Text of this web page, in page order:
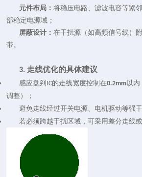
元件布局：将稳压电路、滤波电容等紧
部稳定电源域；
屏蔽设计：在干扰源（如高频信号线）
带。
3. 走线优化的具体建议
感应盘到 IC的走线宽度控制在0.2mm以内
调整）；
避免走线经过开关电源、电机驱动等强干
若必须跨越干扰区域，可采用差分走线或